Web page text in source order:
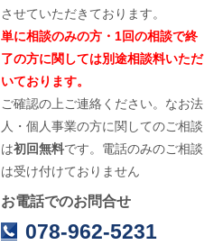
させていただきております。
単に相談のみの方・1回の相談で終
了の方に関しては別途相談料いただ
いております。
ご確認の上ご連絡ください。なお法
人・個人事業の方に関してのご相談
は初回無料です。電話のみのご相談
は受け付けておりません
お電話でのお問合せ
078-962-5231